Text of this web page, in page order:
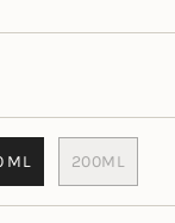
ML 200ML